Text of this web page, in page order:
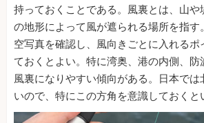
持っておくことである。風裏とは、山や
の地形によって風が遮られる場所を指す
空写真を確認し、風向きごとに入れるポ
ておくとよい。特に湾奥、港の内側、防
風裏になりやすい傾向がある。日本では
いので、特にこの方角を意識しておくと